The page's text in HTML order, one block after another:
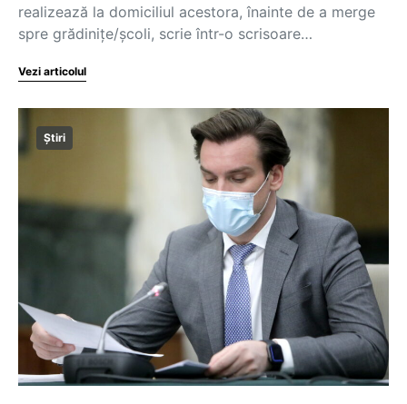
realizează la domiciliul acestora, înainte de a merge
spre grădinițe/școli, scrie într-o scrisoare…
Vezi articolul
Știri